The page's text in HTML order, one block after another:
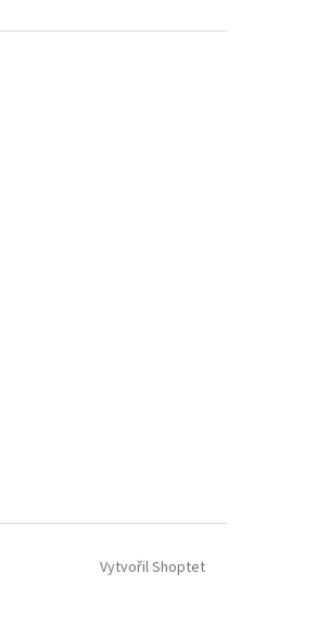
Vytvořil Shoptet